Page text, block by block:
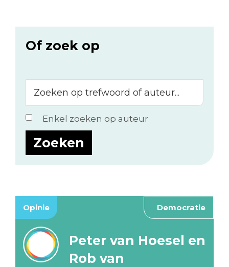
Of zoek op
op
trefwoord
of
auteur...
Enkel zoeken op auteur
Opinie Democratie
Peter van Hoesel en
Rob van